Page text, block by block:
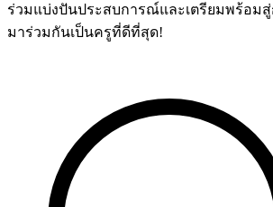
ร่วมแบ่งปันประสบการณ์และเตรียมพร้อม
มาร่วมกันเป็นครูที่ดีที่สุด!